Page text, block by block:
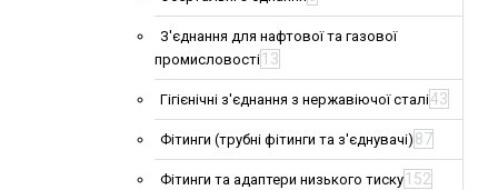
З'єднання для нафтової та газової
промисловості 13
Гігієнічні з'єднання з нержавіючої сталі43
Фітинги (трубні фітинги та з'єднувачі) 87
Фітинги та адаптери низького тиску 152